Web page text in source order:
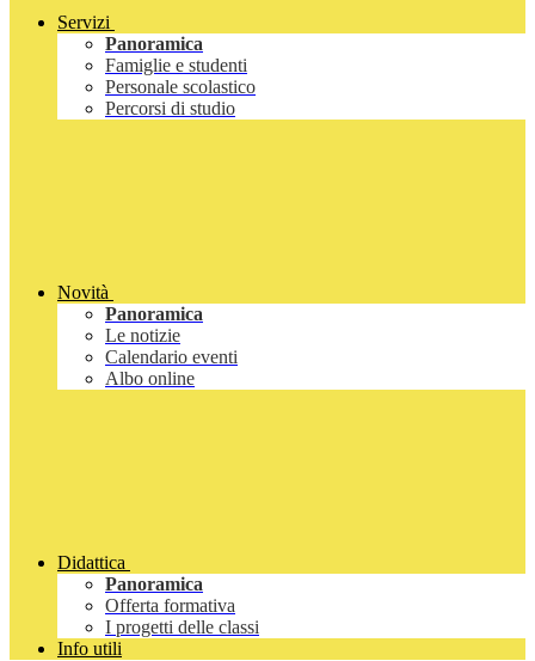
Servizi
Panoramica
Famiglie e studenti
Personale scolastico
Percorsi di studio
Novità
Panoramica
Le notizie
Calendario eventi
Albo online
Didattica
Panoramica
Offerta formativa
I progetti delle classi
Info utili